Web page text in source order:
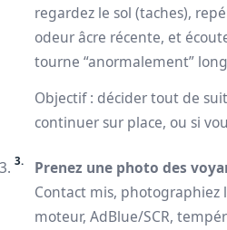
regardez le sol (taches),
odeur âcre récente, et
tourne “anormalement”
Objectif : décider tout de
continuer sur place, ou si
Prenez une photo des
Contact mis, photographiez
moteur, AdBlue/SCR,